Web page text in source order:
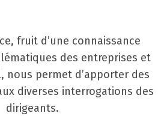
fruit d’une connaissance
des entreprises et
nous permet d’apporter des
diverses interrogations des
dirigeants.